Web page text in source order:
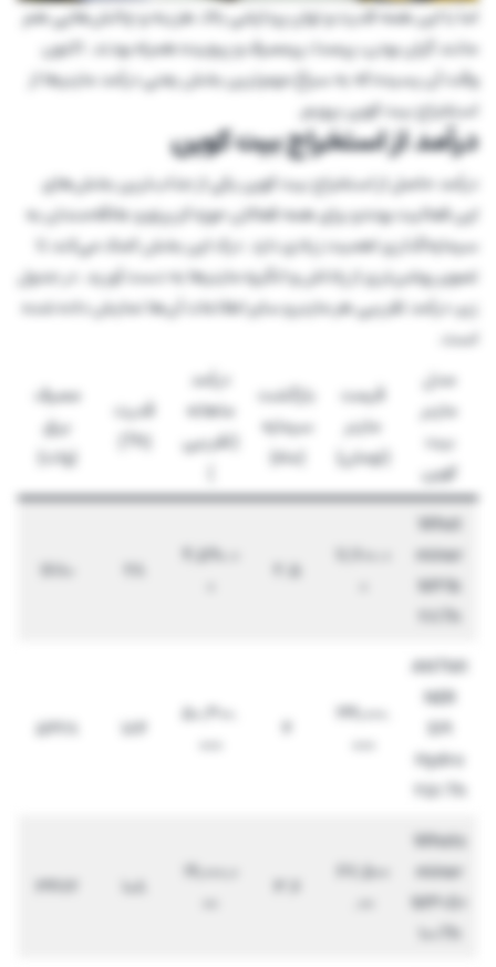
اما با این همه قدرت و توان پردازشی بالا، هزینه و چالش‌هایی هم
مانند گران بودن، پرصدا، پرمصرف و پیچیده‌ همراه بودند. اکنون
وقت آن رسیده که به سراغ مهم‌ترین بخش یعنی درآمد ماینرها از
استخراج بیت کوین برویم.
درآمد از استخراج بیت کوین
درآمد حاصل از استخراج بیت کوین یکی از جذاب‌ترین بخش‌های
این فعالیت بوده و برای همه فعالان حوزه کریپتو و علاقه‌مندان به
سرمایه‌گذاری اهمیت زیادی دارد. درک این بخش کمک می‌کند تا
تصویر روشن‌تری از پاداش و انگیزه ماینرها به دست آورید. در جدول
زیر، درآمد تقریبی هر ماینر و سایر اطلاعات آن‌ها نمایش داده شده
است.
مدل
ماینر
بیت
کوین
قیمت
ماینر
(تومان)
بازگشت
سرمایه
(ماه)
درآمد
ماهانه
(تقریبی
قدرت
(Th)
مصرف
برق
(وات)
What
miner
M21b
28Th
11,700.0
2.5
4,590.0
28
1680
ANTMI
NER
S19
Hydro
251 Th
199,000.
000
4
50,300.
000
184
5428
Whats
miner
M30S+
100Th
67,500
.00
3.6
19,000,0
00
108
3472